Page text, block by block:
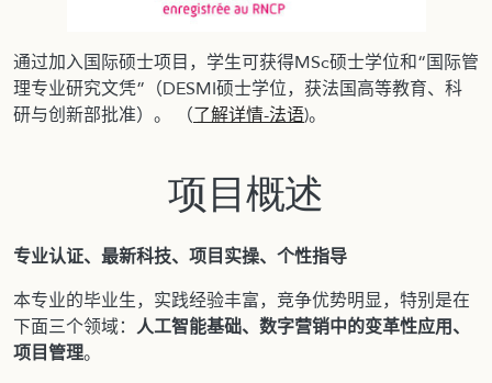
通过加入国际硕士项目，学生可获得MSc硕士学位和“国际管
理专业研究文凭”（DESMI硕士学位，获法国高等教育、科
研与创新部批准）。 （了解详情-法语)。
项目概述​​​​​
专业认证、最新科技、项目实操、个性指导
本专业的毕业生，实践经验丰富，竞争优势明显，特别是在
下面三个领域： 人工智能基础、数字营销中的变革性应用、
项目管理。